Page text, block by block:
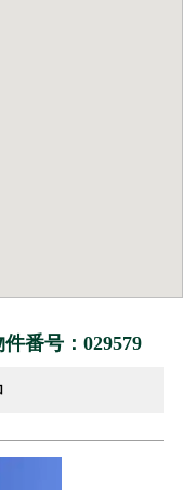
件番号：029579